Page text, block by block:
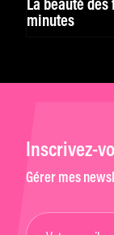
La beauté des
minutes
Inscrivez-
Gérer mes